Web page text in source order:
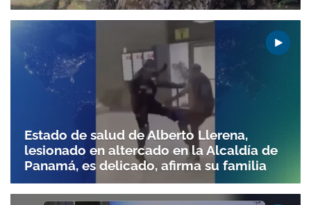
Estado de salud de Alberto Llerena,
lesionado en altercado en la Alcaldía de
Panamá, es delicado, afirma su familia